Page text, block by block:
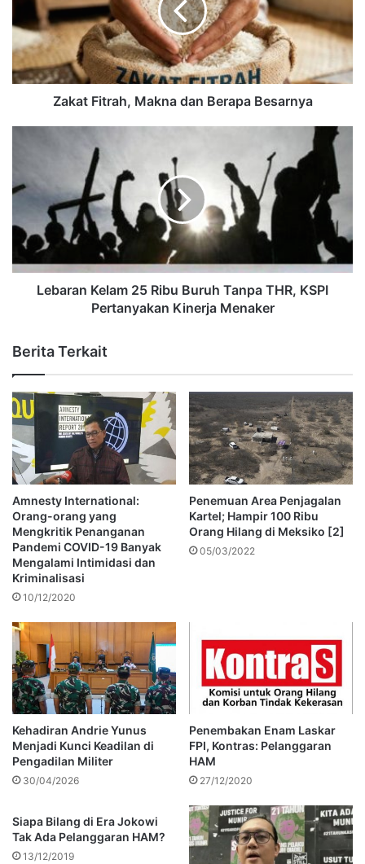
Zakat Fitrah, Makna dan Berapa Besarnya
Lebaran Kelam 25 Ribu Buruh Tanpa THR, KSPI
Pertanyakan Kinerja Menaker
Berita Terkait
Amnesty International:
Orang-orang yang
Mengkritik Penanganan
Pandemi COVID-19 Banyak
Mengalami Intimidasi dan
Kriminalisasi
10/12/2020
Penemuan Area Penjagalan
Kartel; Hampir 100 Ribu
Orang Hilang di Meksiko [2]
05/03/2022
Kehadiran Andrie Yunus
Menjadi Kunci Keadilan di
Pengadilan Militer
30/04/2026
Penembakan Enam Laskar
FPI, Kontras: Pelanggaran
HAM
27/12/2020
Siapa Bilang di Era Jokowi
Tak Ada Pelanggaran HAM?
13/12/2019